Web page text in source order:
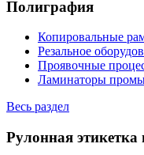
Полиграфия
Копировальные
Резальное
Проявочные
Ламинаторы
Весь раздел
Рулонная